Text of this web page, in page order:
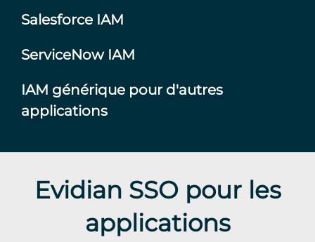
Salesforce IAM
ServiceNow IAM
IAM générique pour d'autres
applications
Evidian SSO pour les
applications